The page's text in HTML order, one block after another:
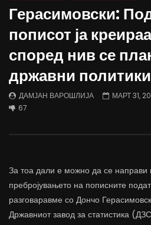
трае предолго за да дозволиме
ДАМЈАН ВАРОШЛИЈА
ЈУНИ 30, 2022
0
Герасимовски:
пописот ја
според нив се
државни политики
ДАМЈАН ВАРОШЛИЈА МАРТ 31,
67
За тоа дали е можно да се направи
пребројувањето на пописните
разговаравме со Дончо
Државниот завод за статистика